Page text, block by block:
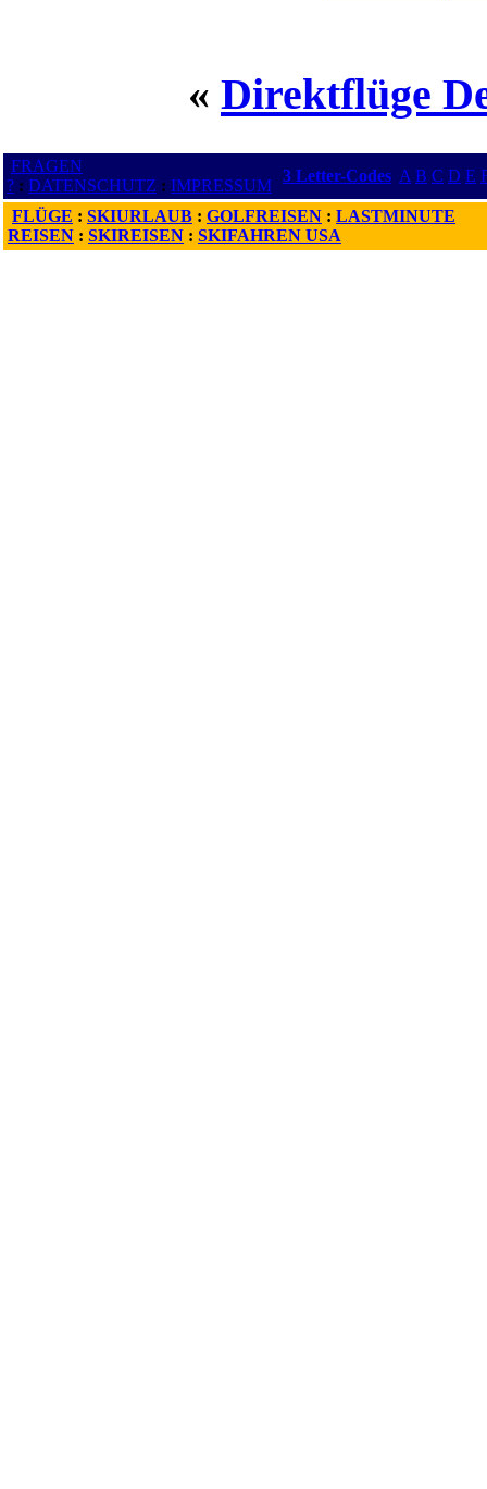
« Direktflüge
FRAGEN
? : DATENSCHUTZ : IMPRESSUM
3 Letter-Codes A B C D E
FLÜGE : SKIURLAUB : GOLFREISEN : LASTMINUTE
REISEN : SKIREISEN : SKIFAHREN USA